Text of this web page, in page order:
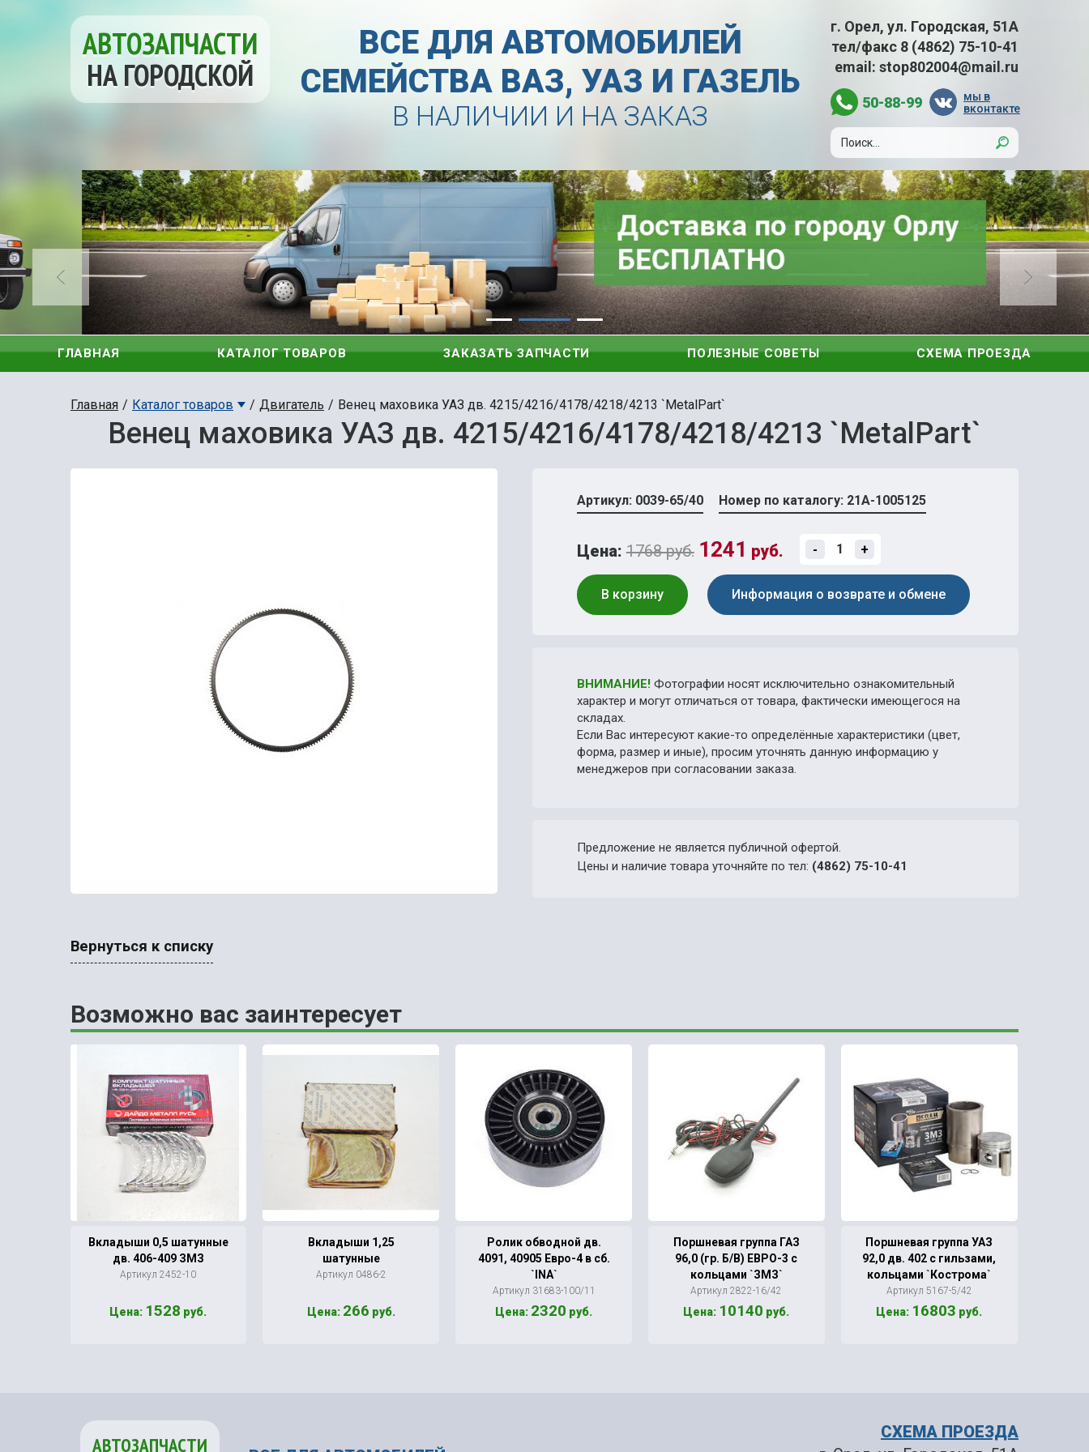
АВТОЗАПЧАСТИ
НА ГОРОДСКОЙ
ВСЕ ДЛЯ АВТОМОБИЛЕЙ
СЕМЕЙСТВА ВАЗ, УАЗ И ГАЗЕЛЬ
В НАЛИЧИИ И НА ЗАКАЗ
г. Орел, ул. Городская, 51А
тел/факс 8 (4862) 75-10-41
email: stop802004@mail.ru
50-88-99
мы в
вконтакте
ГЛАВНАЯ КАТАЛОГ ТОВАРОВ ЗАКАЗАТЬ ЗАПЧАСТИ ПОЛЕЗНЫЕ СОВЕТЫ СХЕМА ПРОЕЗДА
Главная Каталог товаров Двигатель Венец маховика УАЗ дв. 4215/4216/4178/4218/4213 `MetalPart`
Венец маховика УАЗ дв. 4215/4216/4178/4218/4213 `MetalPart`
Артикул: 0039-65/40 Номер по каталогу: 21А-1005125
Цена: 1768 руб. 1241 руб. - +
В корзину Информация о возврате и обмене
ВНИМАНИЕ!Фотографии носят исключительно ознакомительный
характер и могут отличаться от товара, фактически имеющегося на
складах.
Если Вас интересуют какие-то определённые характеристики (цвет,
форма, размер и иные), просим уточнять данную информацию у
менеджеров при согласовании заказа.
Предложение не является публичной офертой.
Цены и наличие товара уточняйте по тел: (4862) 75-10-41
Вернуться к списку
Возможно вас заинтересует
Вкладыши 0,5 шатунные
дв. 406-409 ЗМЗ
Артикул 2452-10
Цена: 1528 руб.
Вкладыши 1,25
шатунные
Артикул 0486-2
Цена: 266 руб.
Ролик обводной дв.
4091, 40905 Евро-4 в сб.
`INA`
Артикул 31683-100/11
Цена: 2320 руб.
Поршневая группа ГАЗ
96,0 (гр. Б/В) ЕВРО-3 с
кольцами `ЗМЗ`
Артикул 2822-16/42
Цена: 10140 руб.
Поршневая группа УАЗ
92,0 дв. 402 с гильзами,
кольцами `Кострома`
Артикул 5167-5/42
Цена: 16803 руб.
АВТОЗАПЧАСТИ
СХЕМА ПРОЕЗДА